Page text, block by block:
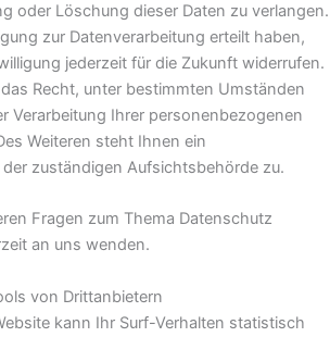
oder Löschung dieser Daten zu verlangen.
zur Datenverarbeitung erteilt haben,
jederzeit für die Zukunft widerrufen.
Recht, unter bestimmten Umständen
Verarbeitung Ihrer personenbezogenen
Weiteren steht Ihnen ein
zuständigen Aufsichtsbehörde zu.
Fragen zum Thema Datenschutz
an uns wenden.
von Dritt­anbietern
kann Ihr Surf-Verhalten statistisch